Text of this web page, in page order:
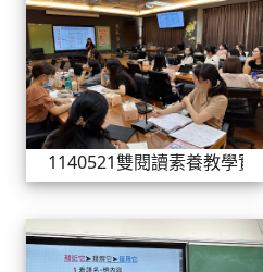
1140521雙閱讀素養教學實務